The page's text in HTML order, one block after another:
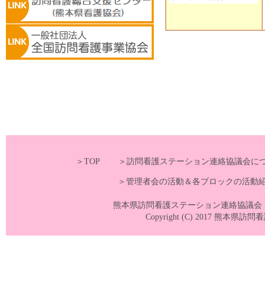
＞TOP ＞訪問看護ステーション連絡協議会に
＞管理者会の活動＆各ブロックの活動
熊本県訪問看護ステーション連絡協議会
Copyright (C) 2017 熊本県訪問